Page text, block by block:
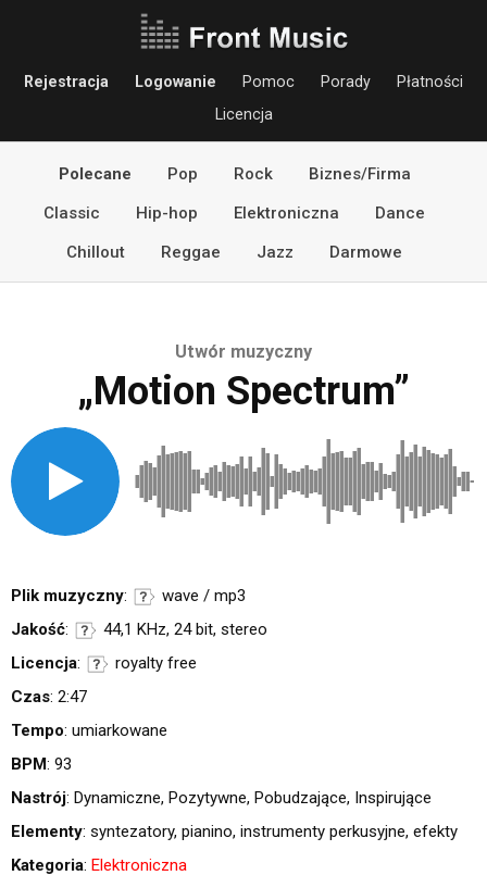
Rejestracja Logowanie Pomoc Porady
Płatności
Licencja
Polecane Pop Rock
Biznes/Firma
Classic
Hip-hop Elektroniczna
Dance
Chillout
Reggae Jazz Darmowe
Utwór muzyczny
„Motion Spectrum”
Plik muzyczny:
wave / mp3
Jakość:
44,1 KHz, 24 bit, stereo
Licencja:
royalty free
Czas: 2:47
Tempo: umiarkowane
BPM: 93
Nastrój: Dynamiczne, Pozytywne, Pobudzające, Inspirujące
Elementy: syntezatory, pianino, instrumenty perkusyjne, efekty
Kategoria: Elektroniczna